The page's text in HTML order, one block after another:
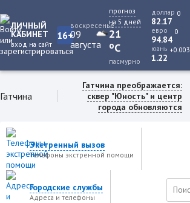
ЛИЧНЫЙ
КАБИНЕТ
вход на сайт
16+
воскресенье
09
августа
прогноз
на 5 дней
21
oC
пасмурно
доллар
82.17
0
евро
94.84
0
юань
1.22
+0.003
Гатчина
Гатчина преображается:
сквер "Юность" и центр
города обновляются
Экстренный вызов
Телефоны экстренной помощи
Городские службы
Адреса и телефоны